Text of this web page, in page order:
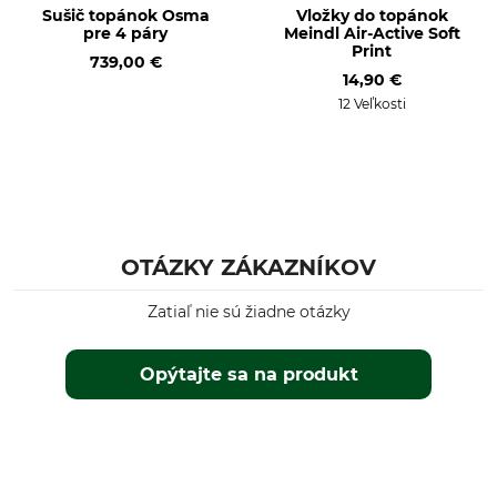
Sušič topánok Osma
pre 4 páry
739,00 €
Vložky do topánok
Meindl Air-Active Soft
Print
14,90 €
12 Veľkosti
OTÁZKY ZÁKAZNÍKOV
Opýtajte sa na produkt
Zatiaľ nie sú žiadne otázky